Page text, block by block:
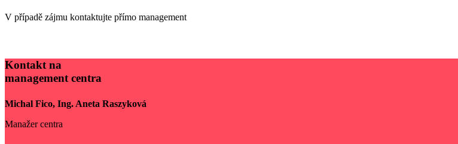
V případě zájmu kontaktujte přímo management
Kontakt na
management centra
Michal Fico, Ing. Aneta Raszyková
Manažer centra